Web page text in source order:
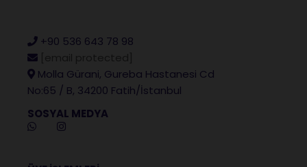
+90 536 643 78 98
Molla Gürani, Gureba Hastanesi Cd
No:65 / B, 34200 Fatih/İstanbul
SOSYAL MEDYA